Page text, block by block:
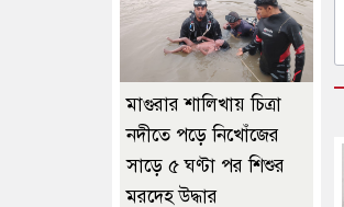
মাগুরার শালিখায় চিত্রা
নদীতে পড়ে নিখোঁজের
সাড়ে ৫ ঘণ্টা পর শিশুর
মরদেহ উদ্ধার